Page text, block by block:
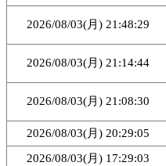
2026/08/03(月) 21:48:29
2026/08/03(月) 21:14:44
2026/08/03(月) 21:08:30
2026/08/03(月) 20:29:05
2026/08/03(月) 17:29:03